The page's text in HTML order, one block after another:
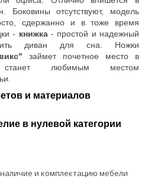
Боковины отсутствуют, модель
сдержанно и в тоже время
- книжка - простой и надежный
диван для сна. Ножки
займет почетное место в
любимым местом
и материалов
в нулевой категории
и комплектацию мебели